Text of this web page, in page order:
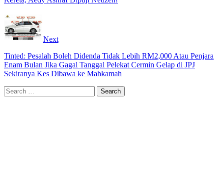
Next
Tinted: Pesalah Boleh Didenda Tidak Lebih RM2,000 Atau Penjara
Enam Bulan Jika Gagal Tanggal Pelekat Cermin Gelap di JPJ
Sekiranya Kes Dibawa ke Mahkamah
Search
for: